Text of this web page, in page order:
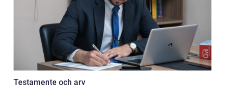
Testamente och arv